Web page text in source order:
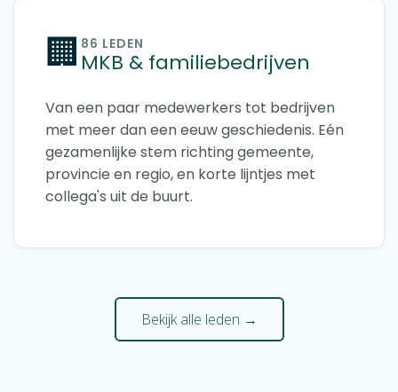
🏢 86 LEDEN
MKB & familiebedrijven
Van een paar medewerkers tot bedrijven
met meer dan een eeuw geschiedenis. Eén
gezamenlijke stem richting gemeente,
provincie en regio, en korte lijntjes met
collega's uit de buurt.
Bekijk alle leden →